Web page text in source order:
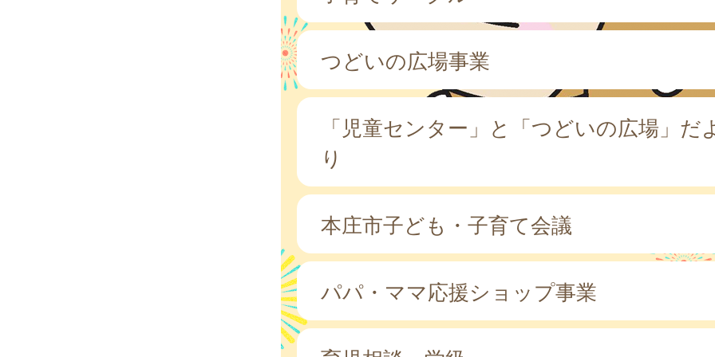
つどいの広場事業
「児童センター」と「つどいの広場」だ
り
本庄市子ども・子育て会議
パパ・ママ応援ショップ事業